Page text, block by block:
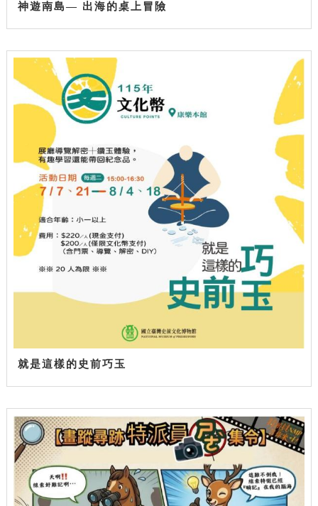
神遊南島— 出海的桌上冒險
就是這樣的史前巧玉